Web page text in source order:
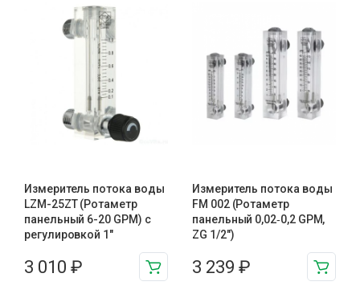
Измеритель потока воды
LZM-25ZT (Ротаметр
панельный 6-20 GPM) с
регулировкой 1″
3 010 ₽
Измеритель потока воды
FM 002 (Ротаметр
панельный 0,02‑0,2 GPM,
ZG 1/2″)
3 239 ₽